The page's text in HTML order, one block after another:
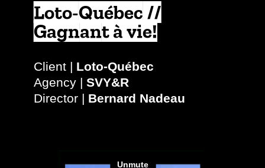
Loto-Québec //
Gagnant à vie!
Client | Loto-Québec
Agency | SVY&R
Director | Bernard Nadeau